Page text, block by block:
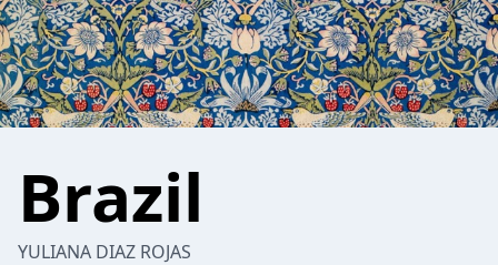
Brazil
YULIANA DIAZ ROJAS